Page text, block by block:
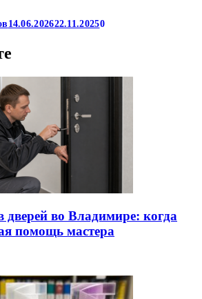
14.06.202622.11.20250
дверей во Владимире: когда
помощь мастера